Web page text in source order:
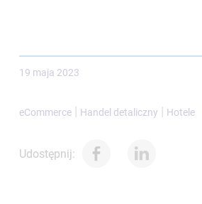
19 maja 2023
eCommerce | Handel detaliczny | Hotele
Udostępnij: